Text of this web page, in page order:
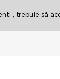
, trebuie să